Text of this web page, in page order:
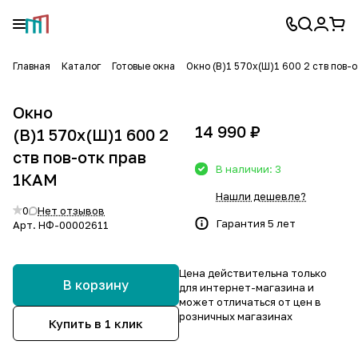
Главная Каталог Готовые окна Окно (В)1 570х(Ш)1 600 2 ств пов-
Окно
(В)1 570х(Ш)1 600 2
ств пов-отк прав
1КАМ
0
Нет отзывов
Арт. НФ-00002611
В корзину
Купить в 1 клик
14 990 ₽
В наличии: 3
Нашли дешевле?
Гарантия 5 лет
Цена действительна только
для интернет-магазина и
может отличаться от цен в
розничных магазинах